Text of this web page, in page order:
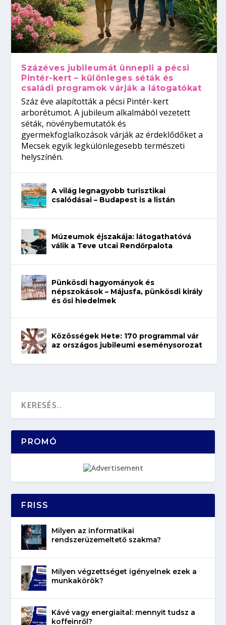
Százéves jubileumát ünnepli a pécsi
Pintér-kert – különleges séták és
családi programok várják a látogatókat
Száz éve alapították a pécsi Pintér-kert
arborétumot. A jubileum alkalmából vezetett
séták, növénybemutatók és
gyermekfoglalkozások várják az érdeklődőket a
Mecsek egyik legkülönlegesebb természeti
helyszínén.
A világ legnagyobb turisztikai
csalódásai – Budapest is a listán
Múzeumok éjszakája: látogathatóvá
válik a Teve utcai Rendőrpalota
Pünkösdi hagyományok és
népszokások – Májusfa, pünkösdi király
és ősi hiedelmek
Közösségek Hete: 170 programmal vár
az országos jubileumi eseménysorozat
PROMÓ
FRISS
Milyen az informatikai
rendszerüzemeltető szakma?
Milyen végzettséget igényelnek ezek a
munkakörök?
Kávé vagy energiaital: mennyit tudsz a
koffeinről?